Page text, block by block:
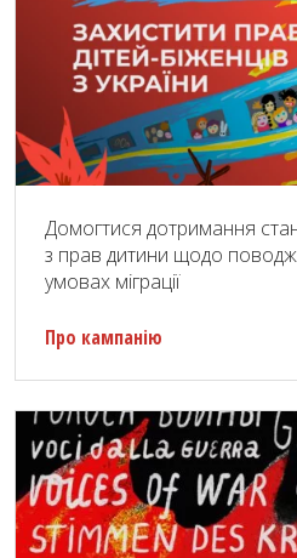
Домогтися дотримання
з прав дитини щодо
умовах міграції
Про кампанію